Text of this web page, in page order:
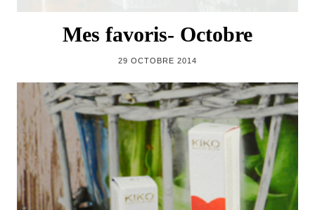
Mes favoris- Octobre
29 OCTOBRE 2014